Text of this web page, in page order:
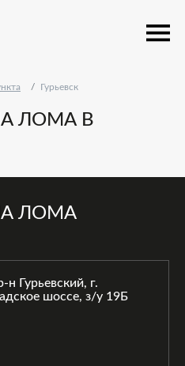
Гурьевск
ЛОМА В
ЛОМА
н Гурьевский, г.
шоссе, з/у 19Б